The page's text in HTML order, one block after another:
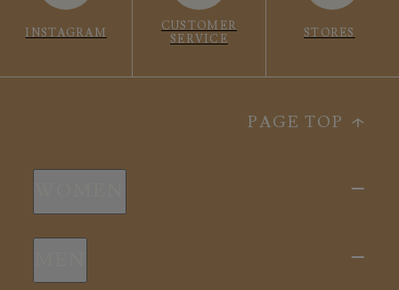
INSTAGRAM
CUSTOMER
SERVICE
STORES
PAGE TOP
新商品